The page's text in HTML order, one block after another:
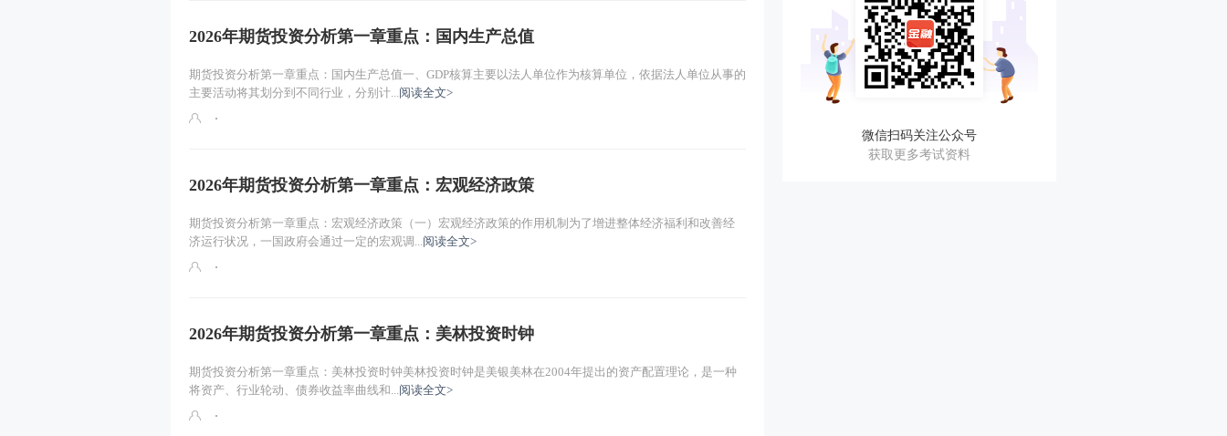
2026年期货投资分析第一章重点：国内生产总值
期货投资分析第一章重点：国内生产总值一、GDP核算主要以法人单位作为核算单位，依据法人单位从事的
主要活动将其划分到不同行业，分别计...阅读全文>
2026年期货投资分析第一章重点：宏观经济政策
期货投资分析第一章重点：宏观经济政策（一）宏观经济政策的作用机制为了增进整体经济福利和改善经
济运行状况，一国政府会通过一定的宏观调...阅读全文>
2026年期货投资分析第一章重点：美林投资时钟
期货投资分析第一章重点：美林投资时钟美林投资时钟是美银美林在2004年提出的资产配置理论，是一种
将资产、行业轮动、债券收益率曲线和...阅读全文>
微信扫码关注公众号
获取更多考试资料